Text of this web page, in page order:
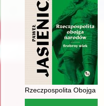
Rzeczpospolita Obojga